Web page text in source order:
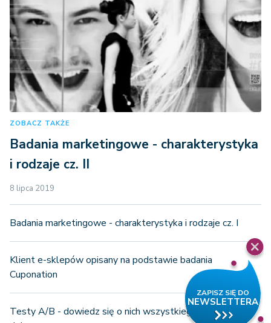
ZOBACZ TAKŻE
Badania marketingowe - charakterystyka
i rodzaje cz. II
8 lipca 2019
Badania marketingowe - charakterystyka i rodzaje cz. I
Klient e-sklepów opisany na podstawie badania
Cuponation
Testy A/B - dowiedz się o nich wszystkiego i wybieraj